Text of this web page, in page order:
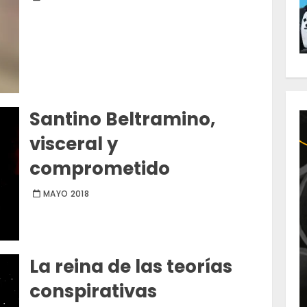
Santino Beltramino,
visceral y
comprometido
MAYO 2018
La reina de las teorías
conspirativas